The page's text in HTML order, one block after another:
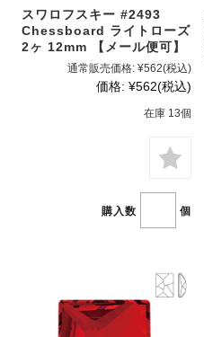
スワロフスキー #2493
Chessboard ライトローズ
2ヶ 12mm 【メール便可】
通常販売価格: ¥562(税込)
価格: ¥562(税込)
在庫 13個
購入数 個